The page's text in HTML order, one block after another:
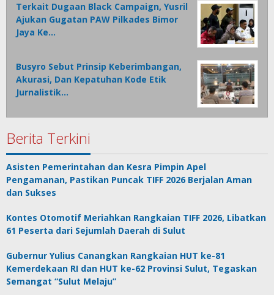
Terkait Dugaan Black Campaign, Yusril
Ajukan Gugatan PAW Pilkades Bimor
Jaya Ke…
Busyro Sebut Prinsip Keberimbangan,
Akurasi, Dan Kepatuhan Kode Etik
Jurnalistik…
Berita Terkini
Asisten Pemerintahan dan Kesra Pimpin Apel
Pengamanan, Pastikan Puncak TIFF 2026 Berjalan Aman
dan Sukses
Kontes Otomotif Meriahkan Rangkaian TIFF 2026, Libatkan
61 Peserta dari Sejumlah Daerah di Sulut
Gubernur Yulius Canangkan Rangkaian HUT ke-81
Kemerdekaan RI dan HUT ke-62 Provinsi Sulut, Tegaskan
Semangat “Sulut Melaju”